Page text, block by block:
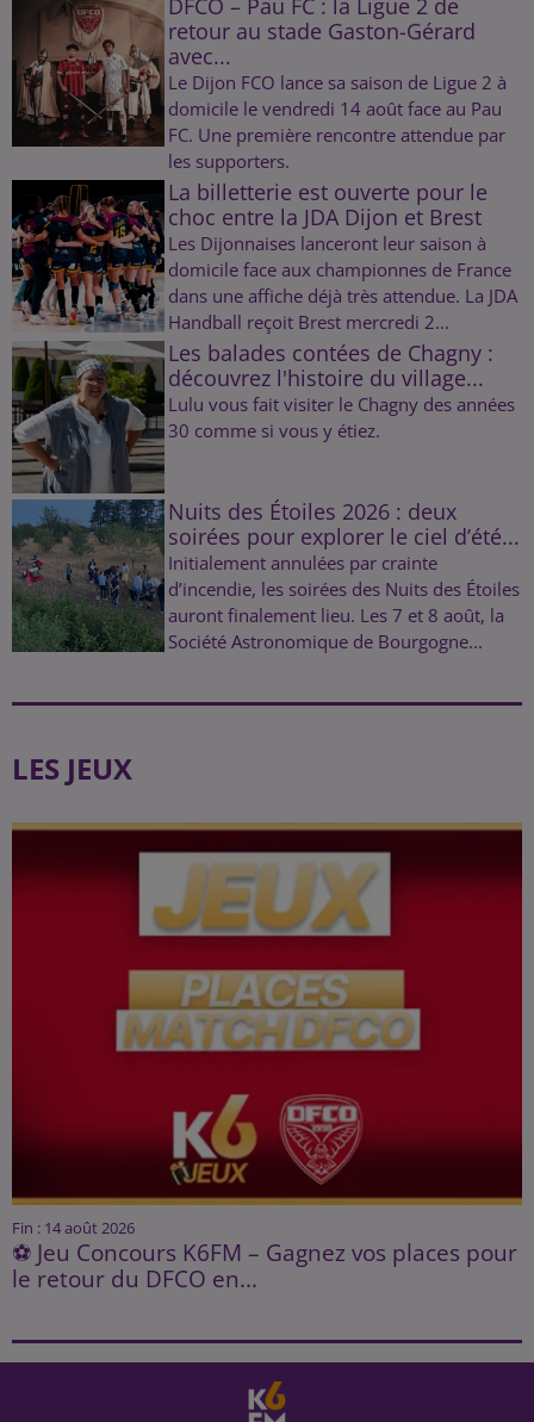
retour au stade Gaston-Gérard
avec...
Le Dijon FCO lance sa saison de Ligue 2 à
domicile le vendredi 14 août face au Pau
FC. Une première rencontre attendue par
les supporters.
La billetterie est ouverte pour le
choc entre la JDA Dijon et Brest
Les Dijonnaises lanceront leur saison à
domicile face aux championnes de France
dans une affiche déjà très attendue. La JDA
Handball reçoit Brest mercredi 2...
Les balades contées de Chagny :
découvrez l'histoire du village...
Lulu vous fait visiter le Chagny des années
30 comme si vous y étiez.
Nuits des Étoiles 2026 : deux
soirées pour explorer le ciel d’été...
Initialement annulées par crainte
d’incendie, les soirées des Nuits des Étoiles
auront finalement lieu. Les 7 et 8 août, la
Société Astronomique de Bourgogne...
LES JEUX
Fin : 14 août 2026
⚽ Jeu Concours K6FM – Gagnez vos places pour
le retour du DFCO en...